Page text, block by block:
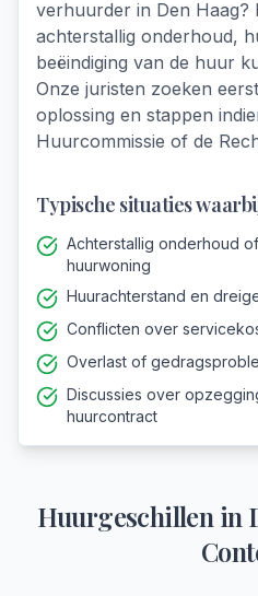
verhuurder in Den Haag?
achterstallig onderhoud,
beëindiging van de huur
Onze juristen zoeken
oplossing en stappen
Huurcommissie of de
Typische situaties
Achterstallig onderhoud
huurwoning
Huurachterstand en
Conflicten over
Overlast of
Discussies over
huurcontract
Huurgeschillen in